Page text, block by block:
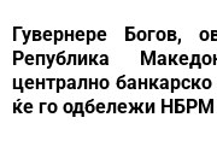
Гувернере Богов,
Република
централно
ќе го одбележи НБРМ